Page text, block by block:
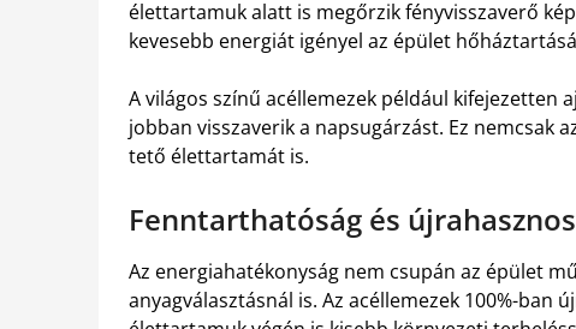
élettartamuk alatt is megőrzik fényvisszaverő
kevesebb energiát igényel az épület
A világos színű acéllemezek például kifejezetten
jobban visszaverik a napsugárzást. Ez nemcsak
tető élettartamát is.
Fenntarthatóság és
Az energiahatékonyság nem csupán az épület
anyagválasztásnál is. Az acéllemezek 100%-ban